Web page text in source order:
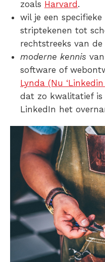
zoals Harvard .
wil je een specifieke
striptekenen tot
rechtstreeks van de
moderne kennis
software of
Lynda (Nu
dat zo kwalitatief is
LinkedIn het